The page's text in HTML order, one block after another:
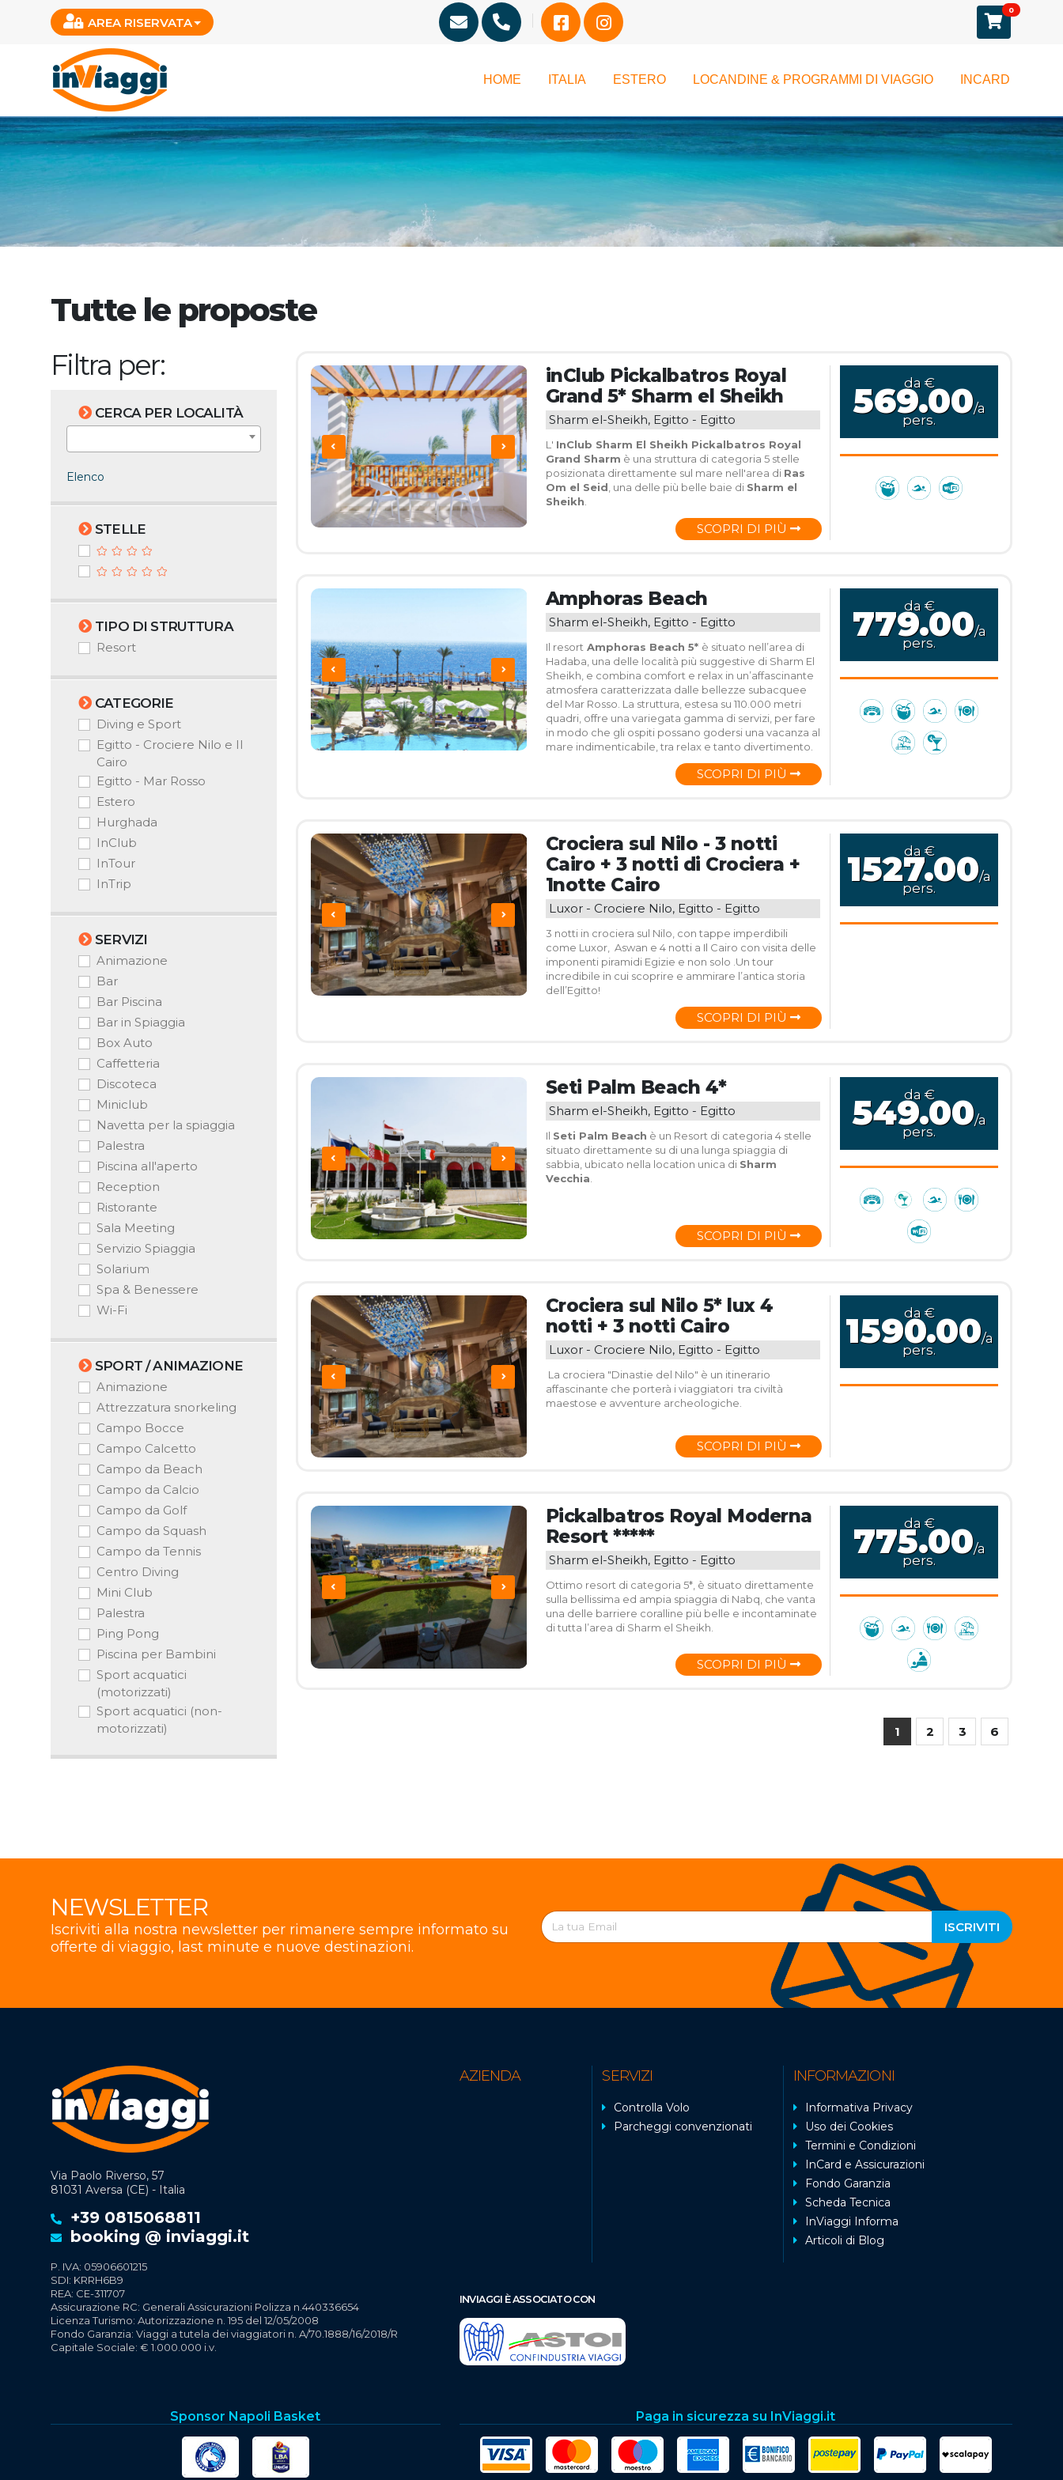
AREA RISERVATA
0
HOME ITALIA ESTERO LOCANDINE & PROGRAMMI DI VIAGGIO INCARD
Tutte le proposte
Filtra per:
CERCA PER LOCALITÀ
Elenco
STELLE
TIPO DI STRUTTURA
Resort
CATEGORIE
Diving e Sport
Egitto - Crociere Nilo e Il
Cairo
Egitto - Mar Rosso
Estero
Hurghada
InClub
InTour
InTrip
SERVIZI
Animazione
Bar
Bar Piscina
Bar in Spiaggia
Box Auto
Caffetteria
Discoteca
Miniclub
Navetta per la spiaggia
Palestra
Piscina all'aperto
Reception
Ristorante
Sala Meeting
Servizio Spiaggia
Solarium
Spa & Benessere
Wi-Fi
SPORT / ANIMAZIONE
Animazione
Attrezzatura snorkeling
Campo Bocce
Campo Calcetto
Campo da Beach
Campo da Calcio
Campo da Golf
Campo da Squash
Campo da Tennis
Centro Diving
Mini Club
Palestra
Ping Pong
Piscina per Bambini
Sport acquatici
(motorizzati)
Sport acquatici (non-
motorizzati)
inClub Pickalbatros Royal
Grand 5* Sharm el Sheikh
Sharm el-Sheikh, Egitto - Egitto
L' InClub Sharm El Sheikh Pickalbatros Royal
Grand Sharm è una struttura di categoria 5 stelle
posizionata direttamente sul mare nell'area di Ras
Om el Seid , una delle più belle baie di Sharm el
Sheikh
SCOPRI DI PIÙ
da €
569.00/a
pers.
Amphoras Beach
Sharm el-Sheikh, Egitto - Egitto
Il resort Amphoras Beach 5* è situato nell’area di
Hadaba, una delle località più suggestive di Sharm El
Sheikh, e combina comfort e relax in un’affascinante
atmosfera caratterizzata dalle bellezze subacquee
del Mar Rosso. La struttura, estesa su 110.000 metri
quadri, offre una variegata gamma di servizi, per fare
in modo che gli ospiti possano godersi una vacanza al
mare indimenticabile, tra relax e tanto divertimento.
SCOPRI DI PIÙ
da €
779.00/a
pers.
Crociera sul Nilo - 3 notti
Cairo + 3 notti di Crociera +
1notte Cairo
Luxor - Crociere Nilo, Egitto - Egitto
3 notti in crociera sul Nilo, con tappe imperdibili
come Luxor, Aswan e 4 notti a Il Cairo con visita delle
imponenti piramidi Egizie e non solo .Un tour
incredibile in cui scoprire e ammirare l’antica storia
dell’Egitto!
SCOPRI DI PIÙ
da €
1527.00/a
pers.
Seti Palm Beach 4*
Sharm el-Sheikh, Egitto - Egitto
Il Seti Palm Beach è un Resort di categoria 4 stelle
situato direttamente su di una lunga spiaggia di
sabbia, ubicato nella location unica di Sharm
Vecchia
SCOPRI DI PIÙ
da €
549.00/a
pers.
Crociera sul Nilo 5* lux 4
notti + 3 notti Cairo
Luxor - Crociere Nilo, Egitto - Egitto
La crociera "Dinastie del Nilo" è un itinerario
affascinante che porterà i viaggiatori tra civiltà
maestose e avventure archeologiche.
SCOPRI DI PIÙ
da €
1590.00/a
pers.
Pickalbatros Royal Moderna
Resort *****
Sharm el-Sheikh, Egitto - Egitto
Ottimo resort di categoria 5*, è situato direttamente
sulla bellissima ed ampia spiaggia di Nabq, che vanta
una delle barriere coralline più belle e incontaminate
di tutta l’area di Sharm el Sheikh.
SCOPRI DI PIÙ
da €
775.00/a
pers.
1 2 3 6
NEWSLETTER
Iscriviti alla nostra newsletter per rimanere sempre informato su
offerte di viaggio, last minute e nuove destinazioni.
ISCRIVITI
Via Paolo Riverso, 57
81031 Aversa (CE) - Italia
+39 0815068811
booking @ inviaggi.it
P. IVA: 05906601215
SDI: KRRH6B9
REA: CE-311707
Assicurazione RC: Generali Assicurazioni Polizza n.440336654
Licenza Turismo: Autorizzazione n. 195 del 12/05/2008
Fondo Garanzia: Viaggi a tutela dei viaggiatori n. A/70.1888/16/2018/R
Capitale Sociale: € 1.000.000 i.v.
AZIENDA SERVIZI
Controlla Volo
Parcheggi convenzionati
INFORMAZIONI
Informativa Privacy
Uso dei Cookies
Termini e Condizioni
InCard e Assicurazioni
Fondo Garanzia
Scheda Tecnica
InViaggi Informa
Articoli di Blog
INVIAGGI È ASSOCIATO CON
Sponsor Napoli Basket Paga in sicurezza su InViaggi.it